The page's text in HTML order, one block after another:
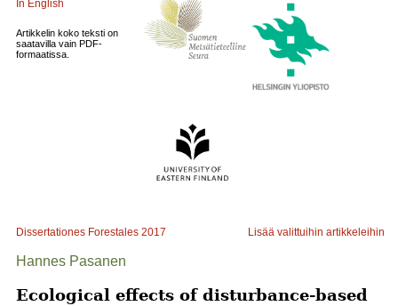
In English
Artikkelin koko teksti on
saatavilla vain PDF-
formaatissa.
Dissertationes Forestales 2017 Lisää valittuihin artikkeleihin
Hannes Pasanen
Ecological effects of disturbance-based